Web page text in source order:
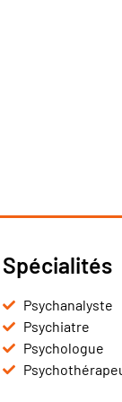
Spécialités
Psychanalyste
Psychiatre
Psychologue